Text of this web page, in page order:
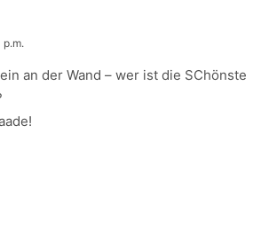
an der Wand – wer ist die SChönste